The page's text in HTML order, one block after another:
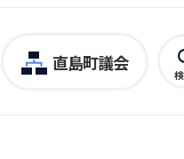
直島町議会